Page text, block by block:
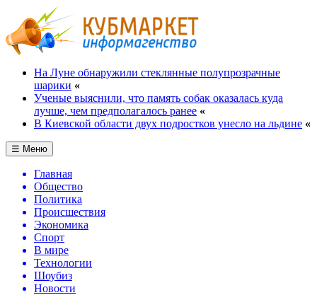
На Луне обнаружили стеклянные полупрозрачные
шарики «
Ученые выяснили, что память собак оказалась куда
лучше, чем предполагалось ранее «
В Киевской области двух подростков унесло на льдине «
☰ Меню
Главная
Общество
Политика
Происшествия
Экономика
Спорт
В мире
Технологии
Шоубиз
Новости